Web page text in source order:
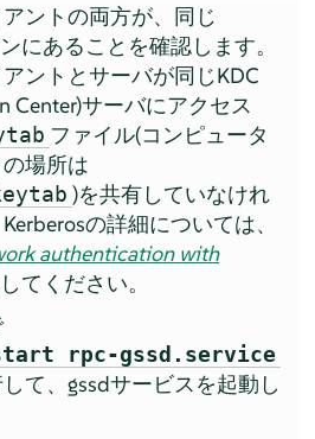
ントの両方が、同じ
にあることを確認します。
ントとサーバが同じKDC
Center)サーバにアクセス
ファイル(コンピュータ
場所は
)を共有していなけれ
の詳細については、
authentication with
てください。
rpc-gssd.service
て、gssdサービスを起動し